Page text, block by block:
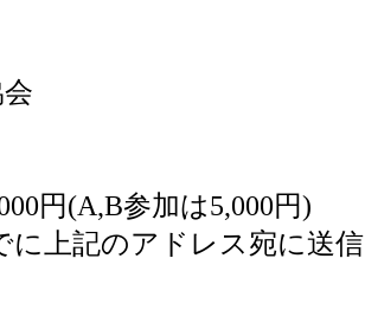
円(A,B参加は5,000円)
に上記のアドレス宛に送信